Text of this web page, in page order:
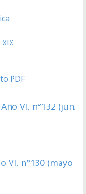
PDF
VI, n°132 (jun.
VI, n°130 (mayo